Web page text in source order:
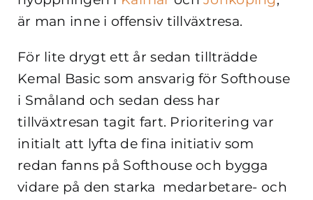
är man inne i offensiv tillväxtresa.
För lite drygt ett år sedan tillträdde
Kemal Basic som ansvarig för Softhouse
i Småland och sedan dess har
tillväxtresan tagit fart. Prioritering var
initialt att lyfta de fina initiativ som
redan fanns på Softhouse och bygga
vidare på den starka medarbetare- och